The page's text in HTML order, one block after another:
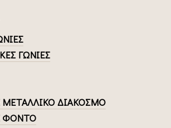
ΓΩΝΙΕΣ
ΔΙΑΚΟΣΜΟ
ΦΟΝΤΟ